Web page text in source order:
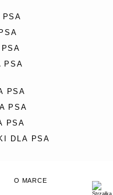
PSA
PSA
PSA
PSA
PSA
DLA PSA
O MARCE